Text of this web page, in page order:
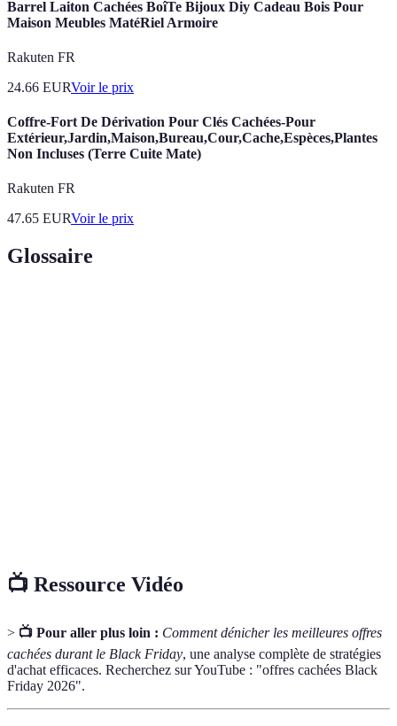
Barrel Laiton Cachées BoîTe Bijoux Diy Cadeau Bois Pour
Maison Meubles MatéRiel Armoire
Rakuten FR
24.66 EURVoir le prix
Coffre-Fort De Dérivation Pour Clés Cachées-Pour
Extérieur,Jardin,Maison,Bureau,Cour,Cache,Espèces,Plantes
Non Incluses (Terre Cuite Mate)
Rakuten FR
47.65 EURVoir le prix
Glossaire
📺 Ressource Vidéo
> 📺 Pour aller plus loin : Comment dénicher les meilleures offres
cachées durant le Black Friday, une analyse complète de stratégies
d'achat efficaces. Recherchez sur YouTube : "offres cachées Black
Friday 2026".